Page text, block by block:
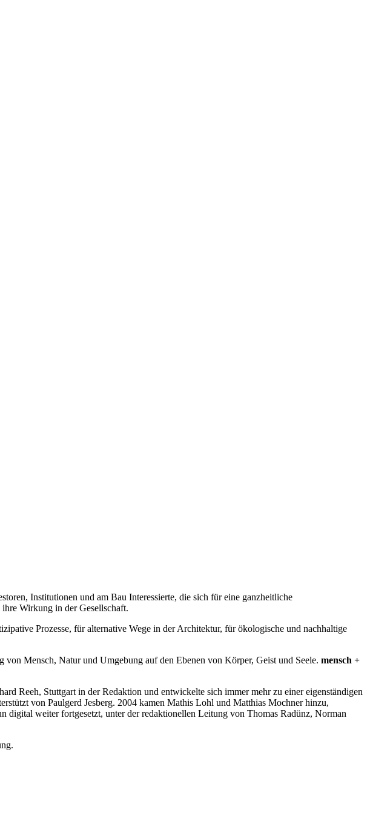
Institutionen und am Bau Interessierte, die sich für eine ganzheitliche
Wirkung in der Gesellschaft.
Prozesse, für alternative Wege in der Architektur, für ökologische und nachhaltige
Mensch, Natur und Umgebung auf den Ebenen von Körper, Geist und Seele. mensch +
Reeh, Stuttgart in der Redaktion und entwickelte sich immer mehr zu einer eigenständigen
von Paulgerd Jesberg. 2004 kamen Mathis Lohl und Matthias Mochner hinzu,
weiter fortgesetzt, unter der redaktionellen Leitung von Thomas Radünz, Norman